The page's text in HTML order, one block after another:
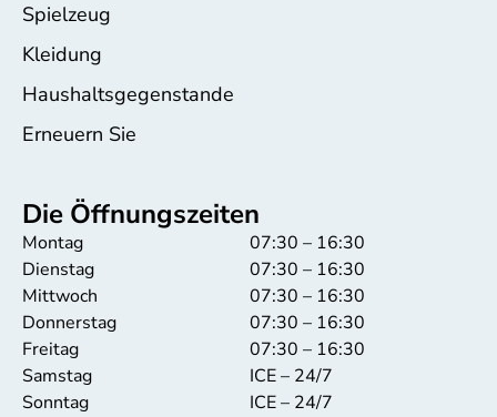
Spielzeug
Kleidung
Haushaltsgegenstande
Erneuern Sie
Die Öffnungszeiten
Montag
Dienstag
Mittwoch
Donnerstag
Freitag
Samstag
Sonntag
07:30 – 16:30
07:30 – 16:30
07:30 – 16:30
07:30 – 16:30
07:30 – 16:30
ICE – 24/7
ICE – 24/7